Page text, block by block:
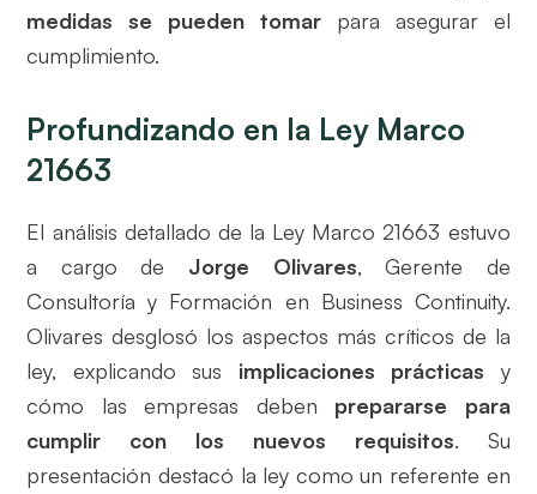
medidas se pueden tomar para asegurar el
cumplimiento.
Profundizando en la Ley Marco
21663
El análisis detallado de la Ley Marco 21663 estuvo
a cargo de Jorge Olivares, Gerente de
Consultoría y Formación en Business Continuity.
Olivares desglosó los aspectos más críticos de la
ley, explicando sus implicaciones prácticas y
cómo las empresas deben prepararse para
cumplir con los nuevos requisitos. Su
presentación destacó la ley como un referente en